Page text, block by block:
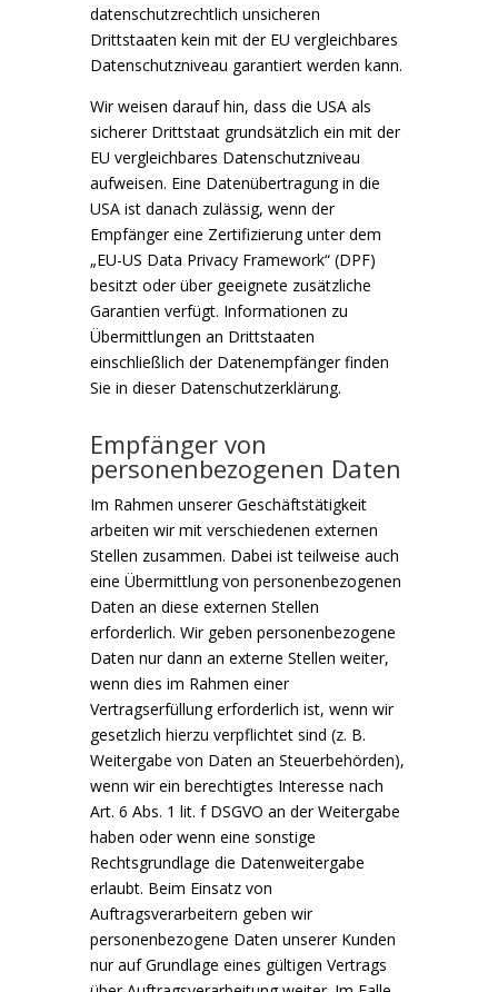
datenschutzrechtlich unsicheren
Drittstaaten kein mit der EU vergleichbares
Datenschutzniveau garantiert werden kann.
Wir weisen darauf hin, dass die USA als
sicherer Drittstaat grundsätzlich ein mit der
EU vergleichbares Datenschutzniveau
aufweisen. Eine Datenübertragung in die
USA ist danach zulässig, wenn der
Empfänger eine Zertifizierung unter dem
„EU-US Data Privacy Framework“ (DPF)
besitzt oder über geeignete zusätzliche
Garantien verfügt. Informationen zu
Übermittlungen an Drittstaaten
einschließlich der Datenempfänger finden
Sie in dieser Datenschutzerklärung.
Empfänger von
personenbezogenen Daten
Im Rahmen unserer Geschäftstätigkeit
arbeiten wir mit verschiedenen externen
Stellen zusammen. Dabei ist teilweise auch
eine Übermittlung von personenbezogenen
Daten an diese externen Stellen
erforderlich. Wir geben personenbezogene
Daten nur dann an externe Stellen weiter,
wenn dies im Rahmen einer
Vertragserfüllung erforderlich ist, wenn wir
gesetzlich hierzu verpflichtet sind (z. B.
Weitergabe von Daten an Steuerbehörden),
wenn wir ein berechtigtes Interesse nach
Art. 6 Abs. 1 lit. f DSGVO an der Weitergabe
haben oder wenn eine sonstige
Rechtsgrundlage die Datenweitergabe
erlaubt. Beim Einsatz von
Auftragsverarbeitern geben wir
personenbezogene Daten unserer Kunden
nur auf Grundlage eines gültigen Vertrags